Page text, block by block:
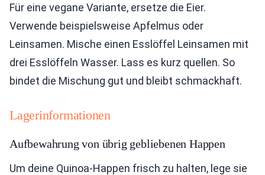
Für eine vegane Variante, ersetze die Eier.
Verwende beispielsweise Apfelmus oder
Leinsamen. Mische einen Esslöffel Leinsamen mit
drei Esslöffeln Wasser. Lass es kurz quellen. So
bindet die Mischung gut und bleibt schmackhaft.
Lagerinformationen
Aufbewahrung von übrig gebliebenen Happen
Um deine Quinoa-Happen frisch zu halten, lege sie